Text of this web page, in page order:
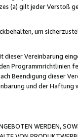
(a) gilt jeder Verstoß
um
dieser Vereinbarung
Programmrichtlinien
Beendigung dieser
und der Haftung
WERDEN,